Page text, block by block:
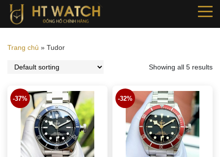
Trang chủ » Tudor
Showing all 5 results
-37% -32%